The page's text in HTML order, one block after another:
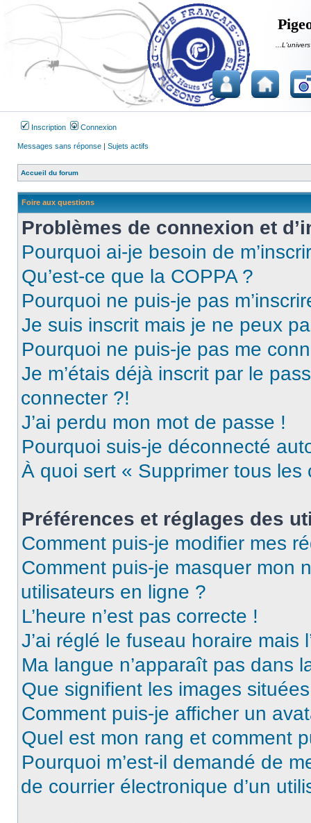
Inscription Connexion
Messages sans réponse | Sujets actifs
Accueil du forum
Foire aux questions
Problèmes de connexion et
Pourquoi ai-je besoin de
Qu’est-ce que la COPPA ?
Pourquoi ne puis-je pas
Je suis inscrit mais je ne peux
Pourquoi ne puis-je pas me
Je m’étais déjà inscrit par le
connecter ?!
J’ai perdu mon mot de passe !
Pourquoi suis-je déconnecté
À quoi sert « Supprimer tous les
Préférences et réglages des
Comment puis-je modifier mes
Comment puis-je masquer mon
utilisateurs en ligne ?
L’heure n’est pas correcte !
J’ai réglé le fuseau horaire mais
Ma langue n’apparaît pas dans
Que signifient les images
Comment puis-je afficher un
Quel est mon rang et comment
Pourquoi m’est-il demandé de
de courrier électronique d’un